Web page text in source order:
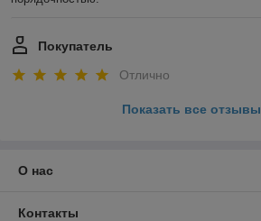
Покупатель
Отлично
Показать все отзывы
О нас
Контакты